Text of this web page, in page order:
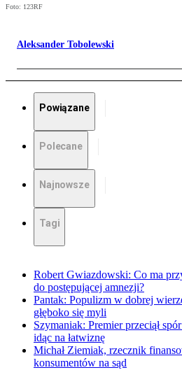
Foto: 123RF
Aleksander Tobolewski
Powiązane
Polecane
Najnowsze
Tagi
Robert Gwiazdowski: Co ma
do postępującej amnezji?
Pantak: Populizm w dobrej
głęboko się myli
Szymaniak: Premier przeciął
idąc na łatwiznę
Michał Ziemiak, rzecznik
konsumentów na sąd